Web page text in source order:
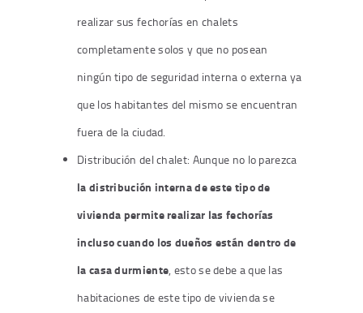
realizar sus fechorías en chalets
completamente solos y que no posean
ningún tipo de seguridad interna o externa ya
que los habitantes del mismo se encuentran
fuera de la ciudad.
Distribución del chalet: Aunque no lo parezca
la distribución interna de este tipo de
vivienda permite realizar las fechorías
incluso cuando los dueños están dentro de
la casa durmiente, esto se debe a que las
habitaciones de este tipo de vivienda se